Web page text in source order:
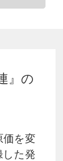
』の
価を変
した発